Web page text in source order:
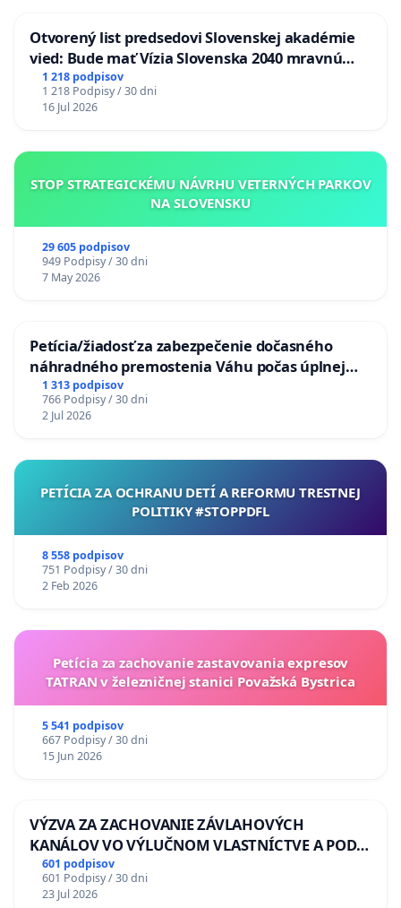
Otvorený list predsedovi Slovenskej akadémie
vied: Bude mať Vízia Slovenska 2040 mravnú
chrbticu?
1 218 podpisov
1 218 Podpisy / 30 dni
16 Jul 2026
STOP STRATEGICKÉMU NÁVRHU VETERNÝCH PARKOV
NA SLOVENSKU
29 605 podpisov
949 Podpisy / 30 dni
7 May 2026
Petícia/žiadosť za zabezpečenie dočasného
náhradného premostenia Váhu počas úplnej
uzávery Vážskeho mosta v Komárne
1 313 podpisov
766 Podpisy / 30 dni
2 Jul 2026
PETÍCIA ZA OCHRANU DETÍ A REFORMU TRESTNEJ
POLITIKY #STOPPDFL
8 558 podpisov
751 Podpisy / 30 dni
2 Feb 2026
Petícia za zachovanie zastavovania expresov
TATRAN v železničnej stanici Považská Bystrica
5 541 podpisov
667 Podpisy / 30 dni
15 Jun 2026
VÝZVA ZA ZACHOVANIE ZÁVLAHOVÝCH
KANÁLOV VO VÝLUČNOM VLASTNÍCTVE A POD
KONTROLOU SLOVENSKEJ REPUBLIKY & žiadosť
na riešenie zanedbaného stavu závlahových a
601 podpisov
601 Podpisy / 30 dni
23 Jul 2026